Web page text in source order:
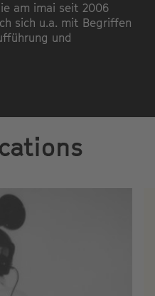
am imai seit 2006
sich u.a. mit Begriffen
und